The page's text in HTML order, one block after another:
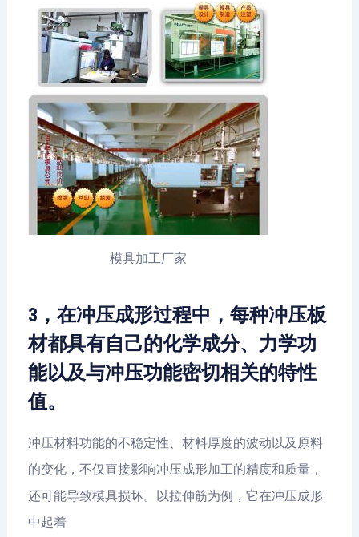
模具加工厂家
3，在冲压成形过程中，每种冲压板
材都具有自己的化学成分、力学功
能以及与冲压功能密切相关的特性
值。
冲压材料功能的不稳定性、材料厚度的波动以及原料
的变化，不仅直接影响冲压成形加工的精度和质量，
还可能导致模具损坏。以拉伸筋为例，它在冲压成形
中起着